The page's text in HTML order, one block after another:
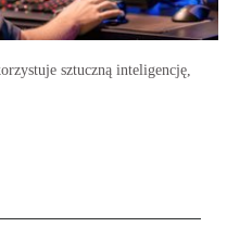
sztuczną inteligencję,